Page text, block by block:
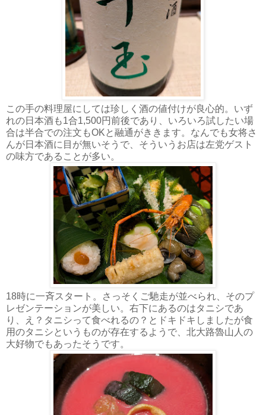
この手の料理屋にしては珍しく酒の値付けが良心的。いず
れの日本酒も1合1,500円前後であり、いろいろ試したい場
合は半合での注文もOKと融通がききます。なんでも女将さ
んが日本酒に目が無いそうで、そういうお店は左党ゲスト
の味方であることが多い。
18時に一斉スタート。さっそくご馳走が並べられ、そのプ
レゼンテーションが美しい。右下にあるのはタニシであ
り、え？タニシって食べれるの？とドキドキしましたが食
用のタニシというものが存在するようで、北大路魯山人の
大好物でもあったそうです。